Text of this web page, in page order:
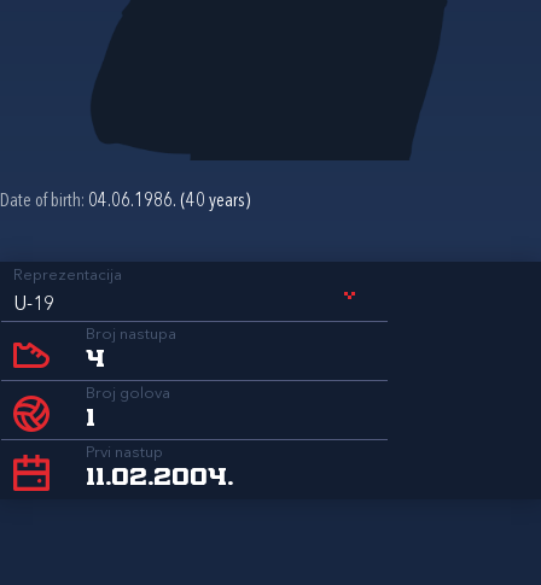
Date of birth: 04.06.1986. (40 years)
Reprezentacija
U-19
Broj nastupa
4
Broj golova
1
Prvi nastup
11.02.2004.